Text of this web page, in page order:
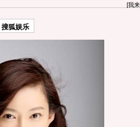
[我
搜狐娱乐